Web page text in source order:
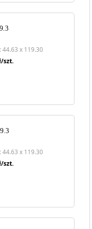
44.63 x 119.30
szt.
44.63 x 119.30
szt.